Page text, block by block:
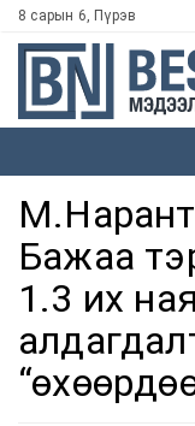
8 сарын 6, Пүрэв
Бажаа
1.3 их